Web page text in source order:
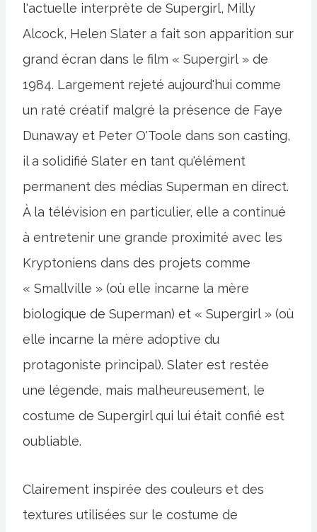
l'actuelle interprète de Supergirl, Milly
Alcock, Helen Slater a fait son apparition sur
grand écran dans le film « Supergirl » de
1984. Largement rejeté aujourd'hui comme
un raté créatif malgré la présence de Faye
Dunaway et Peter O'Toole dans son casting,
il a solidifié Slater en tant qu'élément
permanent des médias Superman en direct.
À la télévision en particulier, elle a continué
à entretenir une grande proximité avec les
Kryptoniens dans des projets comme
« Smallville » (où elle incarne la mère
biologique de Superman) et « Supergirl » (où
elle incarne la mère adoptive du
protagoniste principal). Slater est restée
une légende, mais malheureusement, le
costume de Supergirl qui lui était confié est
oubliable.
Clairement inspirée des couleurs et des
textures utilisées sur le costume de